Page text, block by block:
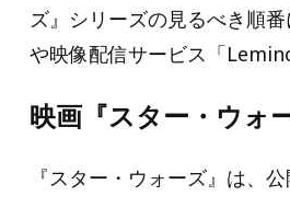
ズ』シリーズの見るべき順
や映像配信サービス「
映画『スター・ウォ
『スター・ウォーズ』は、